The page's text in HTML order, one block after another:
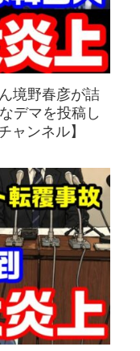
境野春彦が詰
デマを投稿し
ャンネル】